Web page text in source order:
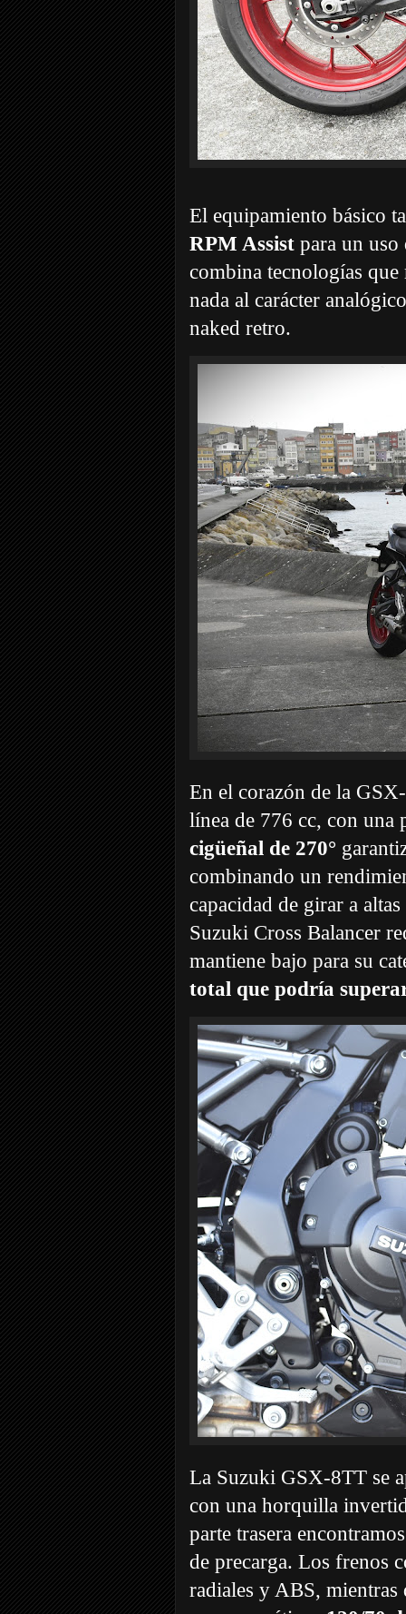
El equipamiento básico
RPM Assist para un
combina tecnologías
nada al carácter
naked retro.
En el corazón de la
línea de 776 cc, con una
cigüeñal de 270°
combinando un
capacidad de girar a
Suzuki Cross Balancer
mantiene bajo para su
total que podría
La Suzuki GSX-8TT se
con una horquilla
parte trasera
de precarga. Los frenos
radiales y ABS, mientras